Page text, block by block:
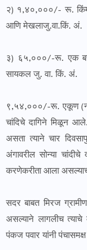
२) १,४०,०००/- रू.
आणि मेखलाजु.वा.किं. अं.
३) ६५,०००/-रू. एक
सायकल जु. वा. किं. अं.
९,५४,०००/-रू. एकूण
चांदिचे दागिने मिळून आले.
असता त्याने चार
अंगावरील सोन्या
करणेकरीता आला
सदर बाबत मिरज
असल्याने लागलीच त्याचे
पंकज पवार यांनी